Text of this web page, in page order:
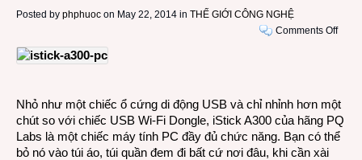
Posted by phphuoc on May 22, 2014 in THẾ GIỚI CÔNG NGHỆ
Comments Offon
trong
túi…
áo
Nhỏ như một chiếc ổ cứng di động USB và chỉ nhỉnh hơn một
chút so với chiếc USB Wi-Fi Dongle, iStick A300 của hãng PQ
Labs là một chiếc máy tính PC đầy đủ chức năng. Bạn có thể
bỏ nó vào túi áo, túi quần đem đi bất cứ nơi đâu, khi cần xài